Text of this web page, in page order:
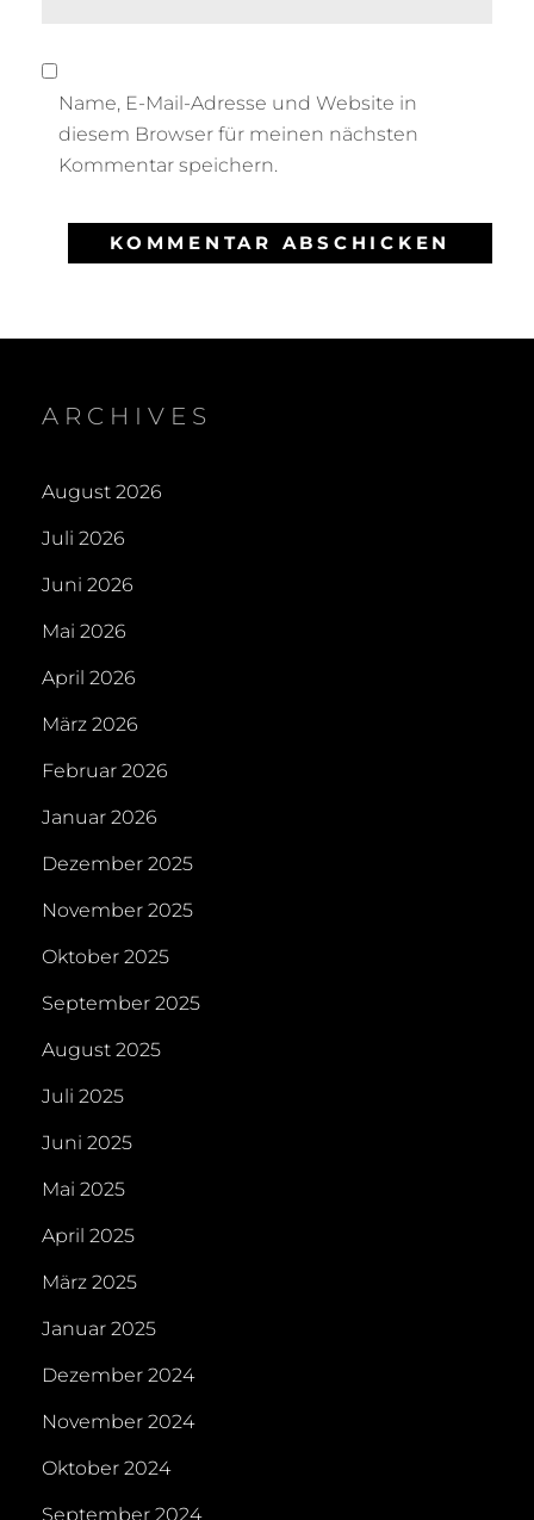
Name, E-Mail-Adresse und Website in
diesem Browser für meinen nächsten
Kommentar speichern.
ARCHIVES
August 2026
Juli 2026
Juni 2026
Mai 2026
April 2026
März 2026
Februar 2026
Januar 2026
Dezember 2025
November 2025
Oktober 2025
September 2025
August 2025
Juli 2025
Juni 2025
Mai 2025
April 2025
März 2025
Januar 2025
Dezember 2024
November 2024
Oktober 2024
September 2024